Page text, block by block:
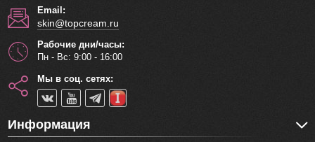
Email:
skin@topcream.ru
Рабочие дни/часы:
Пн - Вс: 9:00 - 16:00
Мы в соц. сетях:
Информация